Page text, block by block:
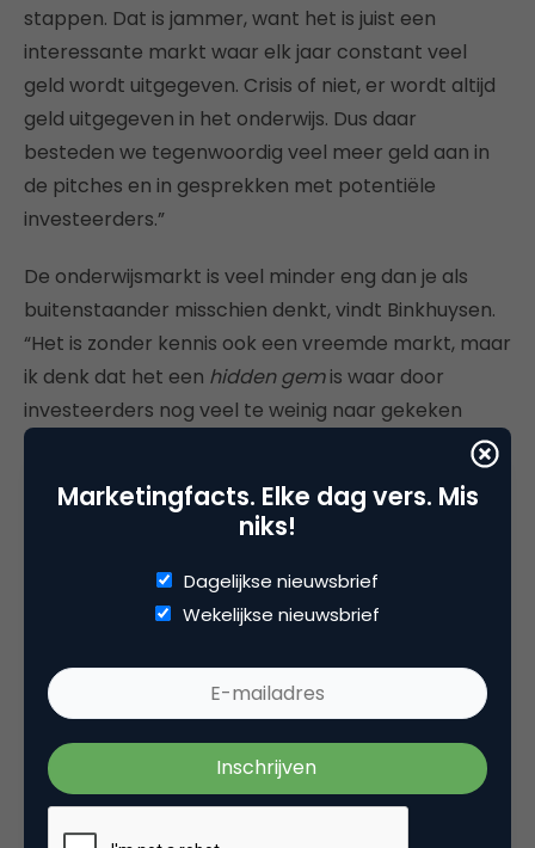
stappen. Dat is jammer, want het is juist een
interessante markt waar elk jaar constant veel
geld wordt uitgegeven. Crisis of niet, er wordt altijd
geld uitgegeven in het onderwijs. Dus daar
besteden we tegenwoordig veel meer geld aan in
de pitches en in gesprekken met potentiële
investeerders.”
De onderwijsmarkt is veel minder eng dan je als
buitenstaander misschien denkt, vindt Binkhuysen.
“Het is zonder kennis ook een vreemde markt, maar
ik denk dat het een hidden gemis waar door
investeerders nog veel te weinig naar gekeken
wordt. Dat moet veranderen. Dat is een missie. En
dus minimaal het tienvoudige van nu. Dat is onze
topprioriteit nummer één.”
Deel dit artikel
Kopieer link
Marketingfacts. Elke dag vers. Mis
niks!
Dagelijkse nieuwsbrief
Wekelijkse nieuwsbrief